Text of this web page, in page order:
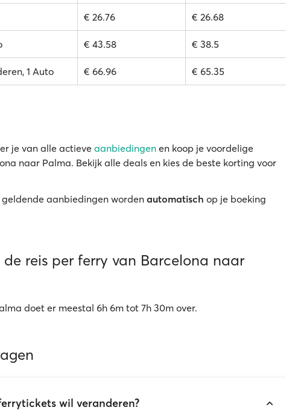
€ 26.76 € 26.68
€ 43.58 € 38.5
1 Auto € 66.96 € 65.35
je van alle actieveaanbiedingen en koop je voordelige
naar Palma. Bekijk alle deals en kies de beste korting voor
aanbiedingen worden automatisch op je boeking
reis per ferry van Barcelona naar
doet er meestal 6h 6m tot 7h 30m over.
wil veranderen?